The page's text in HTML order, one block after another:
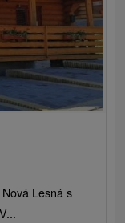
Lesná s